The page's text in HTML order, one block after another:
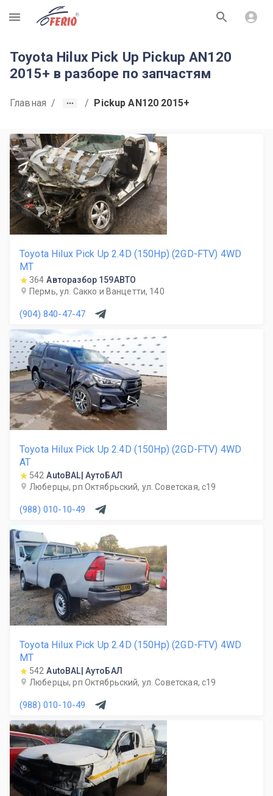
R
Toyota Hilux Pick Up Pickup AN120
2015+ в разборе по запчастям
Главная / / Pickup AN120 2015+
Toyota Hilux Pick Up 2.4D (150Hp) (2GD-FTV) 4WD
MT
364 Авторазбор 159АВТО
Пермь, ул. Сакко и Ванцетти, 140
(904) 840-47-47
Toyota Hilux Pick Up 2.4D (150Hp) (2GD-FTV) 4WD
AT
542 AutoBAL| АутоБАЛ
Люберцы, рп Октябрьский, ул. Советская, с19
(988) 010-10-49
Toyota Hilux Pick Up 2.4D (150Hp) (2GD-FTV) 4WD
MT
542 AutoBAL| АутоБАЛ
Люберцы, рп Октябрьский, ул. Советская, с19
(988) 010-10-49